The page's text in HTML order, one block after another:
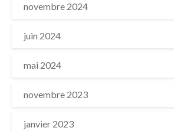
novembre 2024
juin 2024
mai 2024
novembre 2023
janvier 2023